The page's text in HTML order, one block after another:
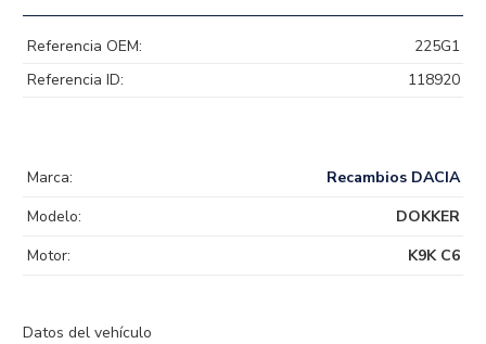
Referencia OEM:
225G1
Referencia ID:
118920
Marca:
Recambios DACIA
Modelo:
DOKKER
Motor:
K9K C6
Datos del vehículo